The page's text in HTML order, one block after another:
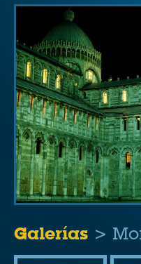
Galerías >